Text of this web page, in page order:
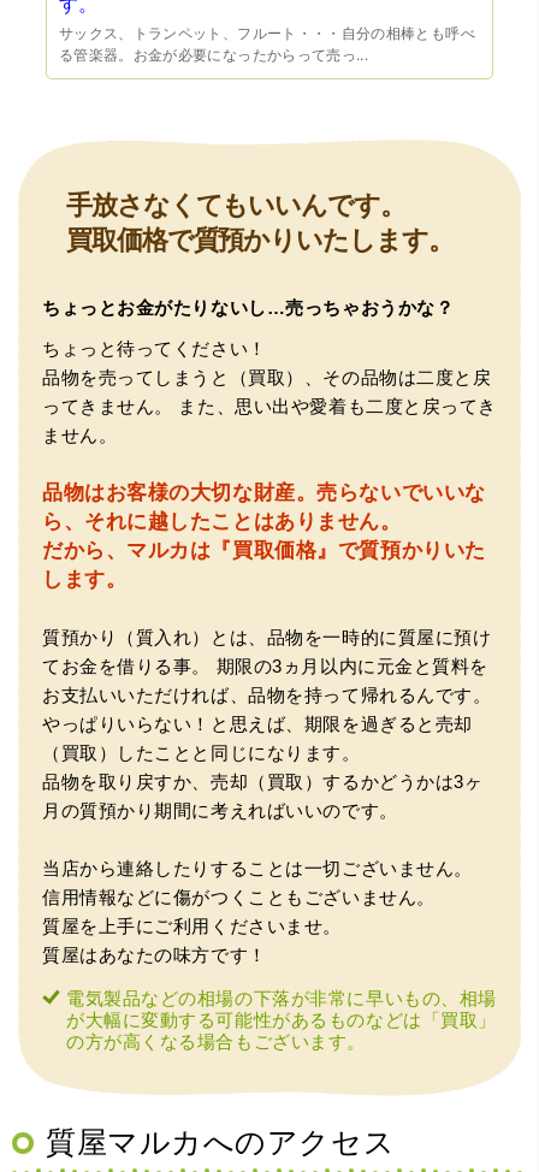
正直他店の倍以上で驚きました。また機会があれば利用し
ます。
（大阪府東大阪市）ネットを見て安心できるお店であると
感じて飛び込みで訪問。飛びこみにも関わらず、とても親
りがとうございます。
（兵庫県神戸市）別のお店でメール査定した際の1.5倍の金
額を提示いただけたので即決しました。楽器も安心してお
任せできそうです!
（大阪府大阪市）丁寧に査定していただいたうえ、商品保
えていただいた通りに保管してみようと思います。
サックス、トランペット、フルート・・・自分の相棒とも呼べ
る管楽器。お金が必要になったからって売っ...
手放さなくてもいいんです。
買取価格で質預かりいたします。
ちょっとお金がたりないし…売っちゃおうかな？
ちょっと待ってください！
品物を売ってしまうと（買取）、その品物は二度と戻
ってきません。
また、思い出や愛着も二度と戻ってき
ません。
品物はお客様の大切な財産。売らないでいいな
ら、それに越したことはありません。
だから、マルカは『買取価格』で質預かりいた
します。
質預かり（質入れ）とは、品物を一時的に質屋に預け
てお金を借りる事。
期限の3ヵ月以内に元金と質料を
お支払いいただければ、品物を持って帰れるんです。
やっぱりいらない！と思えば、期限を過ぎると売却
（買取）したことと同じになります。
品物を取り戻すか、売却（買取）するかどうかは3ヶ
月の質預かり期間に考えればいいのです。
当店から連絡したりすることは一切ございません。
信用情報などに傷がつくこともございません。
質屋を上手にご利用くださいませ。
質屋はあなたの味方です！
電気製品などの相場の下落が非常に早いもの、相場
が大幅に変動する可能性があるものなどは「買取」
の方が高くなる場合もございます。
質屋マルカへのアクセス